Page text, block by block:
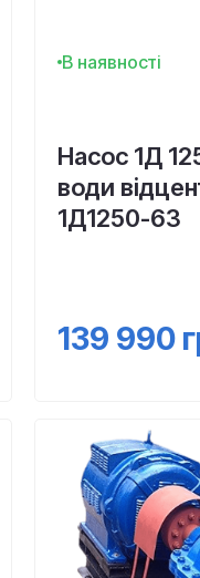
В наявності
Насос 1Д
води
1Д1250-63
139 990